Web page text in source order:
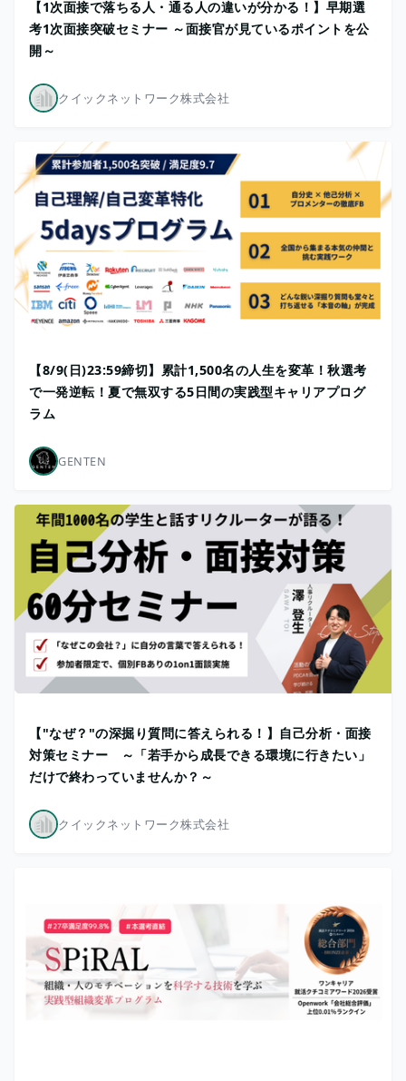
【1次面接で落ちる人・通る人の違いが分かる！】早期選
考1次面接突破セミナー ～面接官が見ているポイントを公
開～
クイックネットワーク株式会社
【8/9(日)23:59締切】累計1,500名の人生を変革！秋選考
で一発逆転！夏で無双する5日間の実践型キャリアプログ
ラム
GENTEN
【"なぜ？"の深掘り質問に答えられる！】自己分析・面接
対策セミナー ～「若手から成長できる環境に行きたい」
だけで終わっていませんか？～
クイックネットワーク株式会社